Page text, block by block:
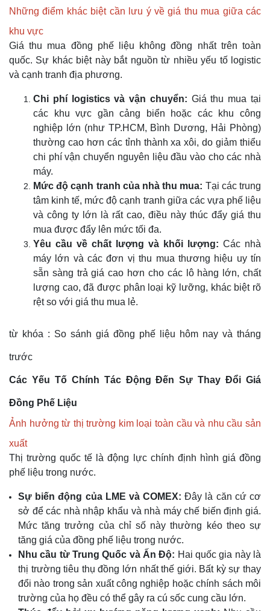
Những điểm khác biệt cần lưu ý về giá thu mua giữa các
khu vực
Giá thu mua đồng phế liệu không đồng nhất trên toàn
quốc. Sự khác biệt này bắt nguồn từ nhiều yếu tố logistic
và cạnh tranh địa phương.
Chi phí logistics và vận chuyển: Giá thu mua tại
các khu vực gần cảng biển hoặc các khu công
nghiệp lớn (như TP.HCM, Bình Dương, Hải Phòng)
thường cao hơn các tỉnh thành xa xôi, do giảm thiểu
chi phí vận chuyển nguyên liệu đầu vào cho các nhà
máy.
Mức độ cạnh tranh của nhà thu mua: Tại các trung
tâm kinh tế, mức độ cạnh tranh giữa các vựa phế liệu
và công ty lớn là rất cao, điều này thúc đẩy giá thu
mua được đẩy lên mức tối đa.
Yêu cầu về chất lượng và khối lượng: Các nhà
máy lớn và các đơn vị thu mua thương hiệu uy tín
sẵn sàng trả giá cao hơn cho các lô hàng lớn, chất
lượng cao, đã được phân loại kỹ lưỡng, khác biệt rõ
rệt so với giá thu mua lẻ.
từ khóa : So sánh giá đồng phế liệu hôm nay và tháng
trước
Các Yếu Tố Chính Tác Động Đến Sự Thay Đổi Giá
Đồng Phế Liệu
Ảnh hưởng từ thị trường kim loại toàn cầu và nhu cầu sản
xuất
Thị trường quốc tế là động lực chính định hình giá đồng
phế liệu trong nước.
Sự biến động của LME và COMEX: Đây là căn cứ cơ
sở để các nhà nhập khẩu và nhà máy chế biến định giá.
Mức tăng trưởng của chỉ số này thường kéo theo sự
tăng giá của đồng phế liệu trong nước.
Nhu cầu từ Trung Quốc và Ấn Độ: Hai quốc gia này là
thị trường tiêu thụ đồng lớn nhất thế giới. Bất kỳ sự thay
đổi nào trong sản xuất công nghiệp hoặc chính sách môi
trường của họ đều có thể gây ra cú sốc cung cầu lớn.